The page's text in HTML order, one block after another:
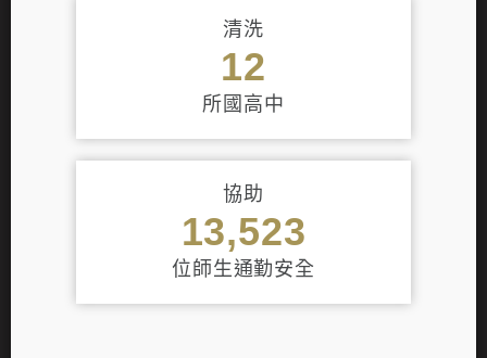
清洗
所國高中
12
協助
位師生通勤安全
13,523